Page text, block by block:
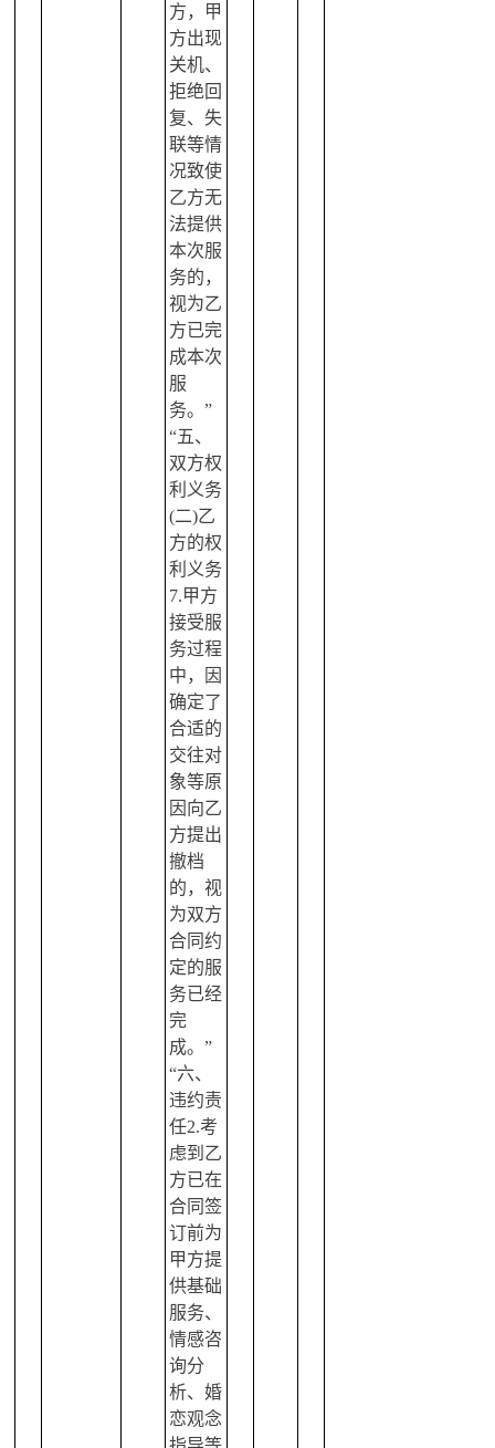
方，甲
方出现
关机、
拒绝回
复、失
联等情
况致使
乙方无
法提供
本次服
务的，
视为乙
方已完
成本次
服
务。”
“五、
双方权
利义务
(二)乙
方的权
利义务
7.甲方
接受服
务过程
中，因
确定了
合适的
交往对
象等原
因向乙
方提出
撤档
的，视
为双方
合同约
定的服
务已经
完
成。”
“六、
违约责
任2.考
虑到乙
方已在
合同签
订前为
甲方提
供基础
服务、
情感咨
询分
析、婚
恋观念